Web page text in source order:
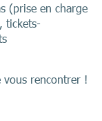
(prise en charge
tickets-
vous rencontrer !